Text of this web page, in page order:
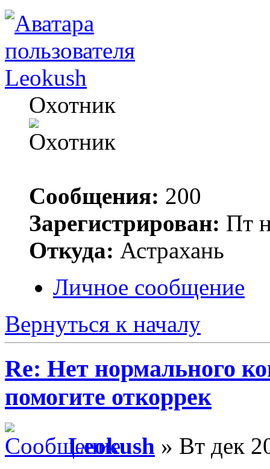
Leokush
Охотник
Сообщения: 200
Зарегистрирован: Пт
Откуда: Астрахань
Личное сообщение
Вернуться к началу
Re: Нет нормального
помогите откоррек
Leokush » Вт дек